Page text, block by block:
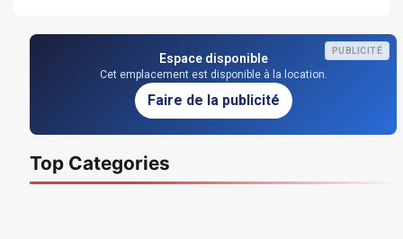
PUBLICITÉ
Espace disponible
Cet emplacement est disponible à la location.
Faire de la publicité
Top Categories